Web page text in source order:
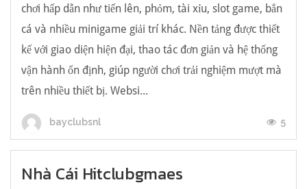
chơi hấp dẫn như tiến lên, phỏm, tài xỉu, slot game, bắn
cá và nhiều minigame giải trí khác. Nền tảng được thiết
kế với giao diện hiện đại, thao tác đơn giản và hệ thống
vận hành ổn định, giúp người chơi trải nghiệm mượt mà
trên nhiều thiết bị. Websi...
bayclubsnl 5
Nhà Cái Hitclubgmaes